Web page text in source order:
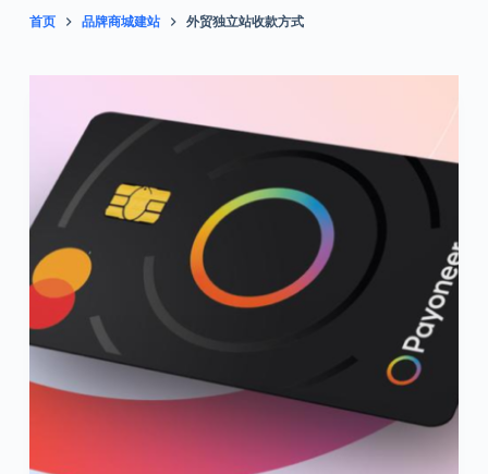
首页 品牌商城建站 外贸独立站收款方式